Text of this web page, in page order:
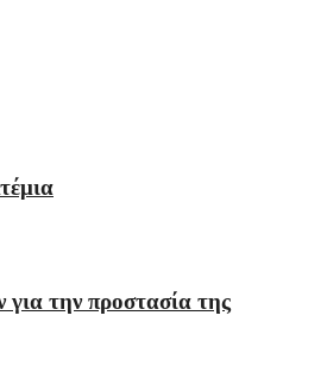
την προστασία της